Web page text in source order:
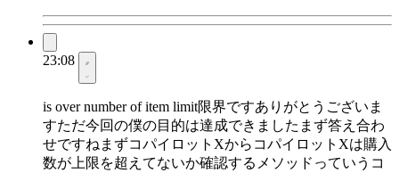
23:08
is over number of item limit限界ですありがとうございま
すただ今回の僕の目的は達成できましたまず答え合わ
せですねまずコパイロットXからコパイロットXは購入
数が上限を超えてないか確認するメソッドっていうコ